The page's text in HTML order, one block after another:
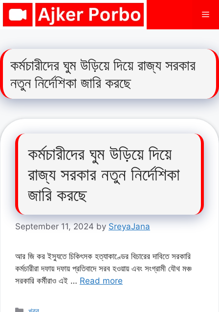
Skip
কর্মচারীদের ঘুম উড়িয়ে দিয়ে রাজ্য সরকার
নতুন নির্দেশিকা জারি করছে
কর্মচারীদের ঘুম উড়িয়ে দিয়ে
রাজ্য সরকার নতুন নির্দেশিকা
জারি করছে
September 11, 2024 by SreyaJana
আর জি কর ইস্যুতে চিকিৎসক হত্যাকাণ্ডের বিচারের দাবিতে সরকারি
কর্মচারীরা দফায় দফায় প্রতিবাদে সরব হওয়ায় এবং সংগ্রামী যৌথ মঞ্চ
সরকারি কর্মীরাও এই … Read more
Categories